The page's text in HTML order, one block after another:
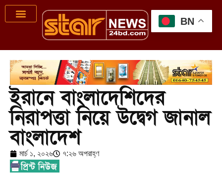
ইরানে বাংলাদেশিদের
নিরাপত্তা নিয়ে উদ্বেগ জানাল
বাংলাদেশ
মার্চ ১, ২০২৬ ৭:২৬ অপরাহ্ণ
BN